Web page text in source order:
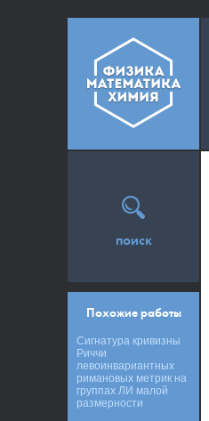
поиск
Похожие работы
Сигнатура кривизны
Риччи
левоинвариантных
римановых метрик на
группах ЛИ малой
размерности